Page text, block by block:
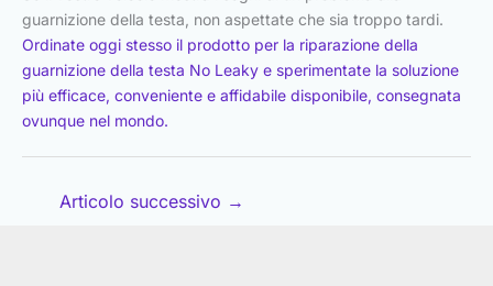
guarnizione della testa, non aspettate che sia troppo tardi.
Ordinate oggi stesso il prodotto per la riparazione della
guarnizione della testa No Leaky e sperimentate la soluzione
più efficace, conveniente e affidabile disponibile, consegnata
ovunque nel mondo.
Articolo successivo →